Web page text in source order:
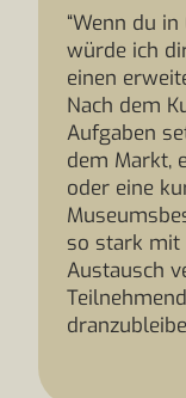
“Wenn du
würde ich
einen
Nach dem
Aufgaben
dem Markt,
oder eine
so stark mit
Austausch